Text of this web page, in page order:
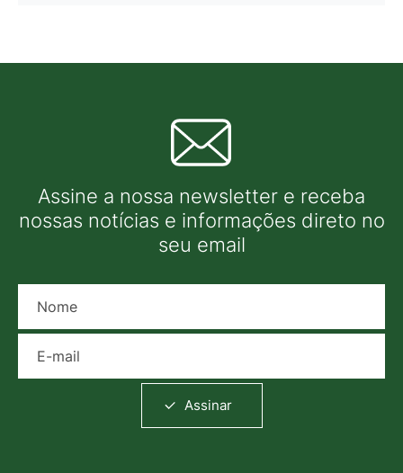
Assine a nossa newsletter e receba
nossas notícias e informações direto no
seu email
Assinar